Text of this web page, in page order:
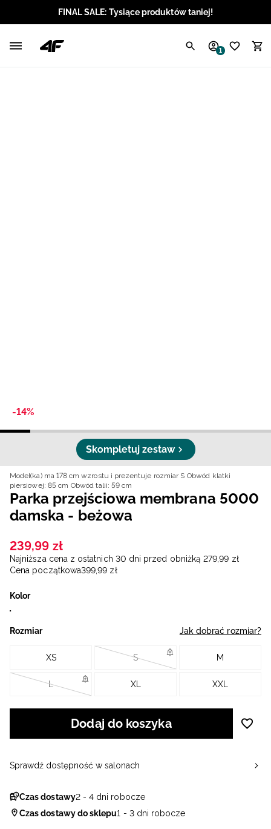
FINAL SALE: Tysiące produktów taniej!
1
-14%
Skompletuj zestaw
Model(ka) ma 178 cm wzrostu i prezentuje rozmiar S Obwód klatki
piersiowej: 85 cm Obwód talii: 59 cm
Parka przejściowa membrana 5000
damska - beżowa
239,99 zł
Najniższa cena z ostatnich 30 dni przed obniżką 279,99 zł
Cena początkowa399,99 zł
Kolor
Rozmiar Jak dobrać rozmiar?
XS S M
L XL XXL
Dodaj do koszyka
Czas dostawy2 - 4 dni robocze
Czas dostawy do sklepu1 - 3 dni robocze
Sprawdź dostępność w salonach